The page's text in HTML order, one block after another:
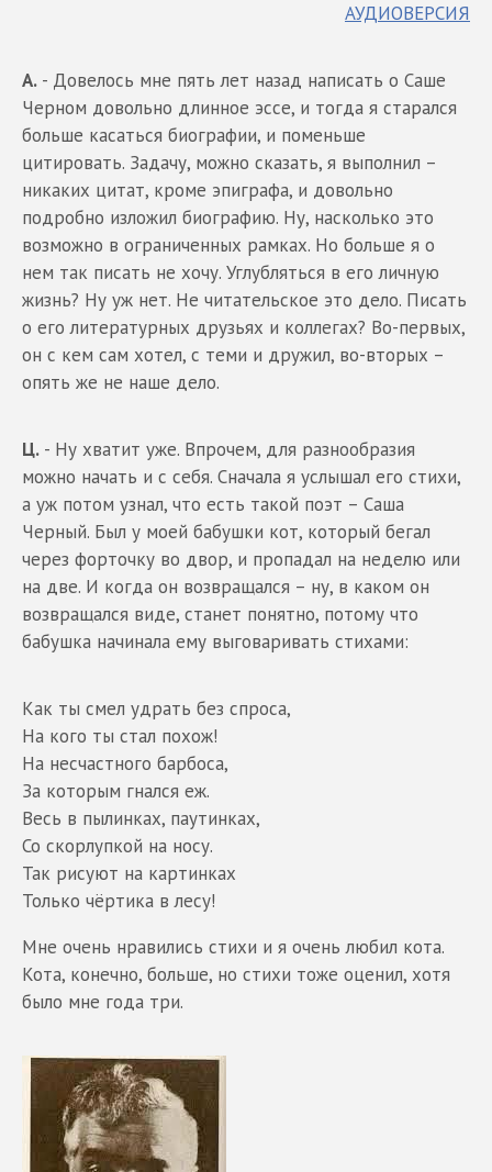
АУДИОВЕРСИЯ
А. - Довелось мне пять лет назад написать о Саше
Черном довольно длинное эссе, и тогда я старался
больше касаться биографии, и поменьше
цитировать. Задачу, можно сказать, я выполнил –
никаких цитат, кроме эпиграфа, и довольно
подробно изложил биографию. Ну, насколько это
возможно в ограниченных рамках. Но больше я о
нем так писать не хочу. Углубляться в его личную
жизнь? Ну уж нет. Не читательское это дело. Писать
о его литературных друзьях и коллегах? Во-первых,
он с кем сам хотел, с теми и дружил, во-вторых –
опять же не наше дело.
Ц. - Ну хватит уже. Впрочем, для разнообразия
можно начать и с себя. Сначала я услышал его стихи,
а уж потом узнал, что есть такой поэт – Саша
Черный. Был у моей бабушки кот, который бегал
через форточку во двор, и пропадал на неделю или
на две. И когда он возвращался – ну, в каком он
возвращался виде, станет понятно, потому что
бабушка начинала ему выговаривать стихами:
Как ты смел удрать без спроса,
На кого ты стал похож!
На несчастного барбоса,
За которым гнался еж.
Весь в пылинках, паутинках,
Со скорлупкой на носу.
Так рисуют на картинках
Только чёртика в лесу!
Мне очень нравились стихи и я очень любил кота.
Кота, конечно, больше, но стихи тоже оценил, хотя
было мне года три.